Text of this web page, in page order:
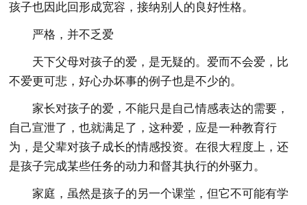
孩子也因此回形成宽容，接纳别人的良好性格。
严格，并不乏爱
天下父母对孩子的爱，是无疑的。爱而不会爱，比
不爱更可悲，好心办坏事的例子也是不少的。
家长对孩子的爱，不能只是自己情感表达的需要，
自己宣泄了，也就满足了，这种爱，应是一种教育行
为，是父辈对孩子成长的情感投资。在很大程度上，还
是孩子完成某些任务的动力和督其执行的外驱力。
家庭，虽然是孩子的另一个课堂，但它不可能有学